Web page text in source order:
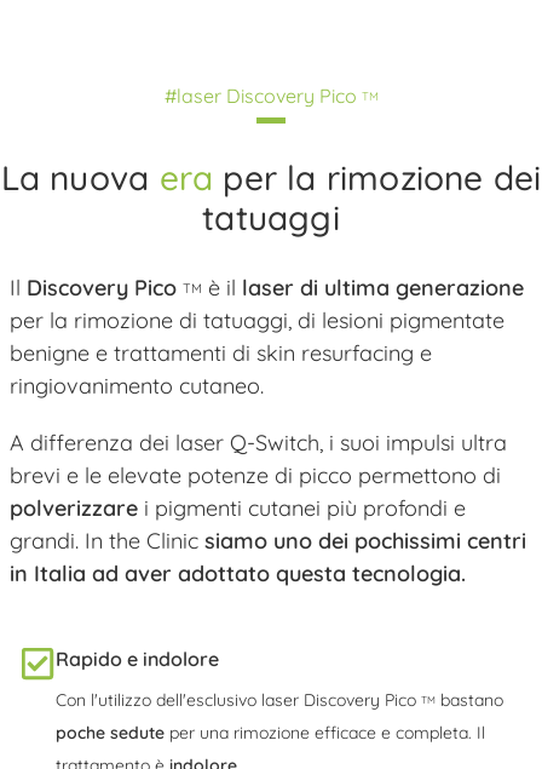
#laser Discovery Pico TM
La nuova era per la rimozione dei
tatuaggi
Il Discovery Pico TM è il laser di ultima generazione
per la rimozione di tatuaggi, di lesioni pigmentate
benigne e trattamenti di skin resurfacing e
ringiovanimento cutaneo.
A differenza dei laser Q-Switch, i suoi impulsi ultra
brevi e le elevate potenze di picco permettono di
polverizzare i pigmenti cutanei più profondi e
grandi. In the Clinic siamo uno dei pochissimi centri
in Italia ad aver adottato questa tecnologia.
Rapido e indolore
Con l'utilizzo dell'esclusivo laser Discovery Pico TM bastano
poche sedute per una rimozione efficace e completa. Il